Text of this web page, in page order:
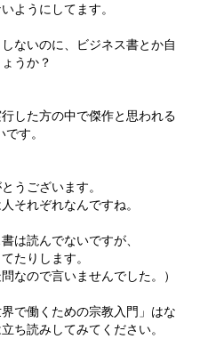
ようにしてます。
ないのに、ビジネス書とか自
うか？
した方の中で傑作と思われる
す。
うございます。
それぞれなんですね。
は読んでないですが、
たりします。
なので言いませんでした。）
で働くための宗教入門」はな
ち読みしてみてください。